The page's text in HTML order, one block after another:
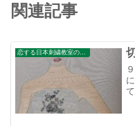
関連記事